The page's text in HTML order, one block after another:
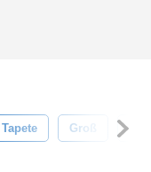
Tapete Groß